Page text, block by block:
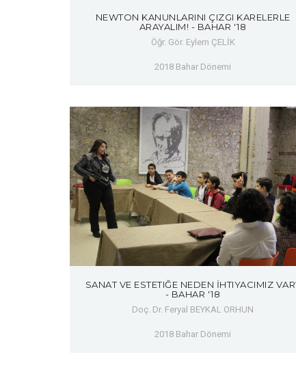
NEWTON KANUNLARINI ÇIZGI KARELERLE
ARAYALIM! - BAHAR '18
Öğr. Gör. Eylem ÇELİK
2018 Bahar Dönemi
SANAT VE ESTETIĞE NEDEN İHTIYACIMIZ
- BAHAR '18
Doç. Dr. Feryal BEYKAL ORHUN
2018 Bahar Dönemi